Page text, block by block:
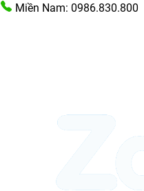
Miền Nam: 0986.830.800